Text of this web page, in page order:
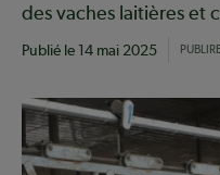
des vaches laitières et
Publié le 14 mai 2025